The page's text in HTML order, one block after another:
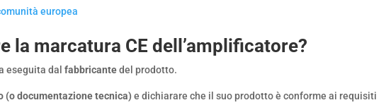
europea
la marcatura CE dell’amplificatore?
eseguita dalfabbricantedel prodotto.
(o documentazione tecnica)e dichiarare che il suo prodotto è conforme ai requisiti